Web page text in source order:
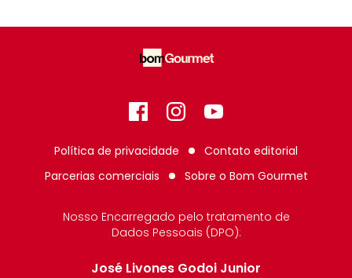
FacebookInstagram
GitHub
Política de privacidade
Contato editorial
Parcerias comerciais
Sobre o Bom Gourmet
Nosso Encarregado pelo tratamento de
Dados Pessoais (DPO):
José Livones Godoi Junior